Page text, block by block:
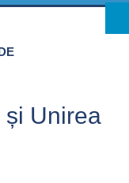
și Unirea